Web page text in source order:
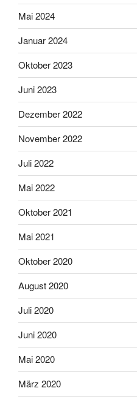
Mai 2024
Januar 2024
Oktober 2023
Juni 2023
Dezember 2022
November 2022
Juli 2022
Mai 2022
Oktober 2021
Mai 2021
Oktober 2020
August 2020
Juli 2020
Juni 2020
Mai 2020
März 2020